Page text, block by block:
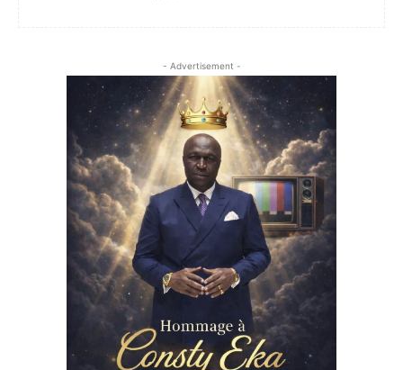
- Advertisement -